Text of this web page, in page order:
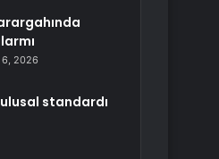
2026
standardı